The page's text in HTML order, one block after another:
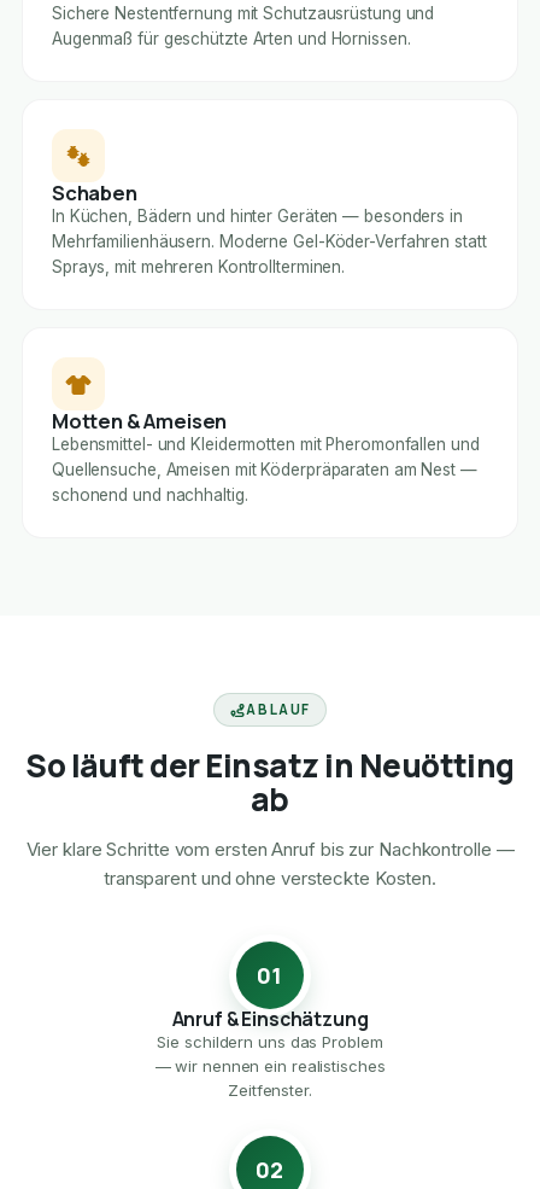
Sichere Nestentfernung mit Schutzausrüstung und
Augenmaß für geschützte Arten und Hornissen.
Schaben
In Küchen, Bädern und hinter Geräten — besonders in
Mehrfamilienhäusern. Moderne Gel-Köder-Verfahren statt
Sprays, mit mehreren Kontrollterminen.
Motten & Ameisen
Lebensmittel- und Kleidermotten mit Pheromonfallen und
Quellensuche, Ameisen mit Köderpräparaten am Nest —
schonend und nachhaltig.
ABLAUF
So läuft der Einsatz in Neuötting
ab
Vier klare Schritte vom ersten Anruf bis zur Nachkontrolle —
transparent und ohne versteckte Kosten.
01
Anruf & Einschätzung
Sie schildern uns das Problem
— wir nennen ein realistisches
Zeitfenster.
02